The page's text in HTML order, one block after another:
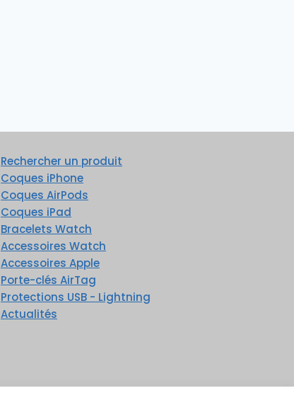
Rechercher un produit
Coques iPhone
Coques AirPods
Coques iPad
Bracelets Watch
Accessoires Watch
Accessoires Apple
Porte-clés AirTag
Protections USB - Lightning
Actualités